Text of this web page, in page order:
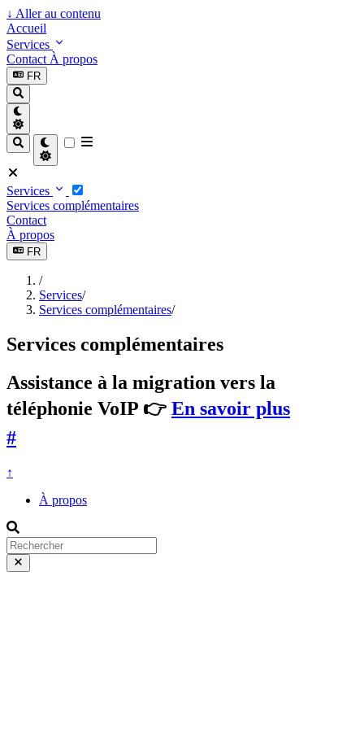
↓ Aller au contenu
Accueil
Services
Contact À propos
FR
Services
Services complémentaires
Contact
À propos
FR
/
Services/
Services complémentaires/
Services complémentaires
Assistance à la migration vers la
téléphonie VoIP 👉 En savoir plus
#
↑
À propos